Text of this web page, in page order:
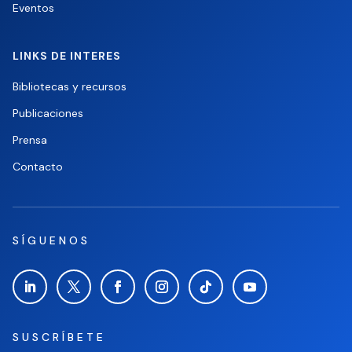
Eventos
LINKS DE INTERES
Bibliotecas y recursos
Publicaciones
Prensa
Contacto
SUSCRÍBETE
SÍGUENOS